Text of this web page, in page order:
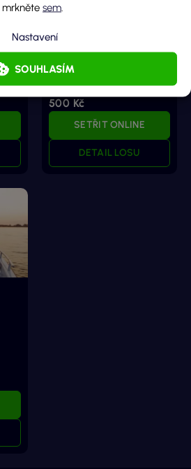
sem
SOUHLASÍM
Nastavení
50x Více
20 000 000 Kč
Cena losu
500 Kč
SETŘIT ONLINE
DETAIL LOSU